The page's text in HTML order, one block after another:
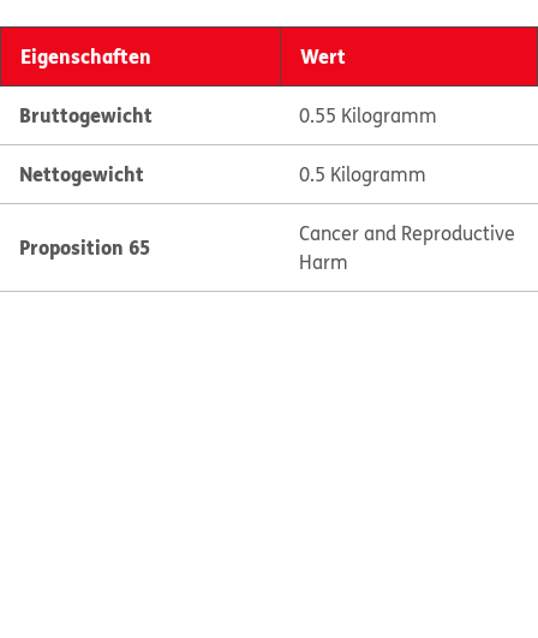
Eigenschaften Wert
Bruttogewicht 0.55 Kilogramm
Nettogewicht 0.5 Kilogramm
Proposition 65
Cancer and Reproductive
Harm